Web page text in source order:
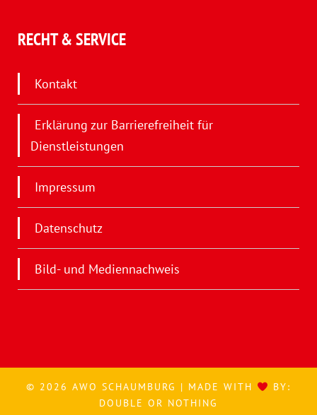
RECHT & SERVICE
Kontakt
Erklärung zur Barrierefreiheit für
Dienstleistungen
Impressum
Datenschutz
Bild- und Mediennachweis
© 2026 AWO SCHAUMBURG | MADE WITH
BY:
DOUBLE OR NOTHING